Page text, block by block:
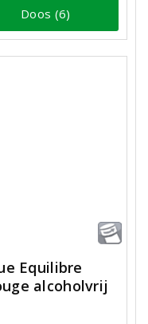
Doos (6)
Equilibre
alcoholvrij